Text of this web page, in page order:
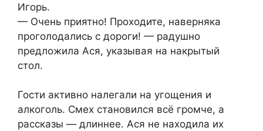
Игорь.
— Очень приятно! Проходите, наверняка
проголодались с дороги! — радушно
предложила Ася, указывая на накрытый
стол.
Гости активно налегали на угощения и
алкоголь. Смех становился всё громче, а
рассказы — длиннее. Ася не находила их